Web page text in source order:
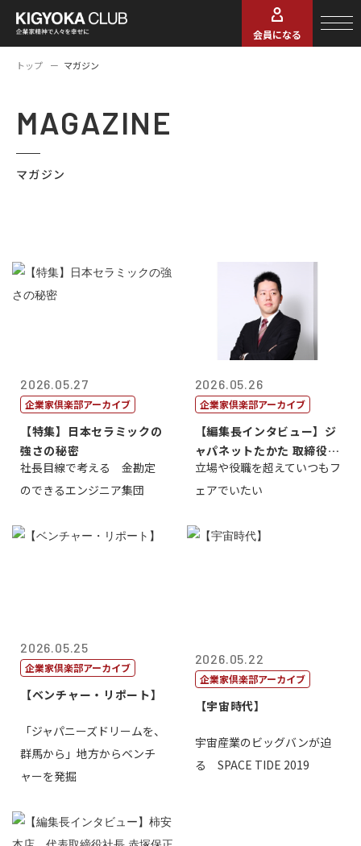
会員になる
トップ マガジン
MAGAZINE
マガジン
2026.05.27
企業家倶楽部アーカイブ
【特集】日本セラミックの
強さの秘密
社長目線で考える 金勘定
のできるエンジニア集団
2026.05.26
企業家倶楽部アーカイブ
【編集長インタビュー】ジ
ャパネットたかた 取締役副
社長髙田旭...
立場や役職を超えていつもフ
ェアでいたい
2026.05.25
企業家倶楽部アーカイブ
【ベンチャー・リポート】
「ジャパニーズドリームを、
群馬から」地方からベンチ
ャーを発掘
2026.05.22
企業家倶楽部アーカイブ
【宇宙時代】
宇宙産業のビッグバンが迫
る SPACE TIDE 2019